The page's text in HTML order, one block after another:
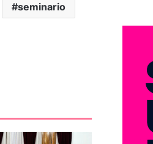
seminario